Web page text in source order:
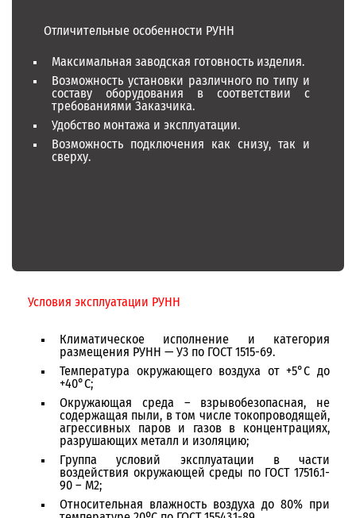
Отличительные особенности РУНН
Максимальная заводская готовность изделия.
Возможность установки различного по типу и
составу оборудования в соответствии с
требованиями Заказчика.
Удобство монтажа и эксплуатации.
Возможность подключения как снизу, так и
сверху.
Условия эксплуатации РУНН
Климатическое исполнение и категория
размещения РУНН — У3 по ГОСТ 1515-69.
Температура окружающего воздуха от +5°С до
+40°С;
Окружающая среда – взрывобезопасная, не
содержащая пыли, в том числе токопроводящей,
агрессивных паров и газов в концентрациях,
разрушающих металл и изоляцию;
Группа условий эксплуатации в части
воздействия окружающей среды по ГОСТ 17516.1-
90 – М2;
Относительная влажность воздуха до 80% при